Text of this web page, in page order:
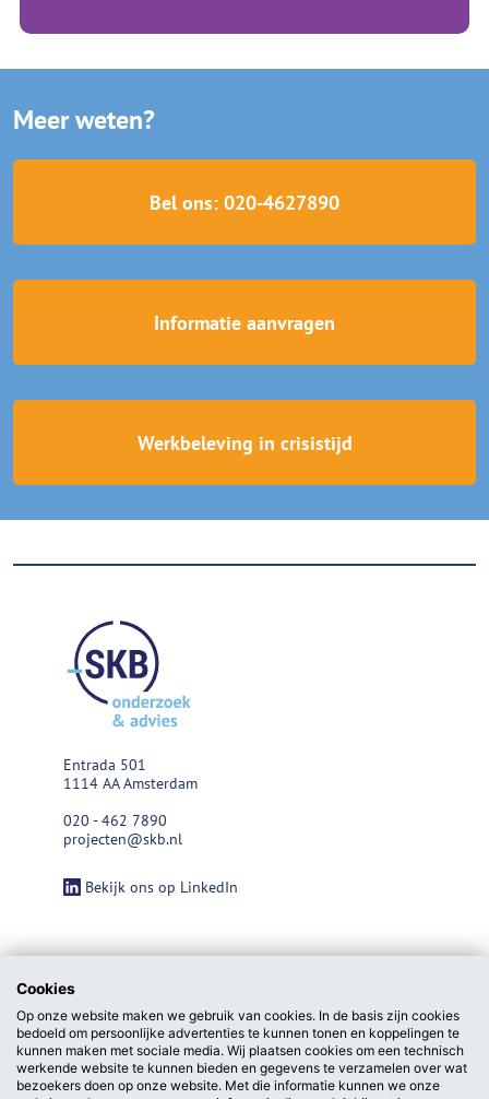
Meer weten?
Bel ons: 020-4627890
Informatie aanvragen
Werkbeleving in crisistijd
Entrada 501
1114 AA Amsterdam
020 - 462 7890
projecten@skb.nl
Bekijk ons op LinkedIn
Cookies
Op onze website maken we gebruik van cookies. In de basis zijn cookies
bedoeld om persoonlijke advertenties te kunnen tonen en koppelingen te
kunnen maken met sociale media. Wij plaatsen cookies om een technisch
werkende website te kunnen bieden en gegevens te verzamelen over wat
bezoekers doen op onze website. Met die informatie kunnen we onze